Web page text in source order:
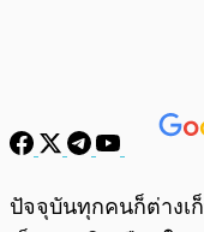
ปัจจุบันทุกคนก็ต่างเ